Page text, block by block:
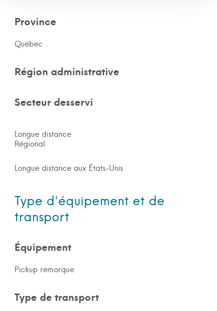
Province
Québec
Région administrative
Secteur desservi
Longue distance
Régional
Longue distance aux États-Unis
Type d'équipement et de
transport
Équipement
Pickup remorque
Type de transport